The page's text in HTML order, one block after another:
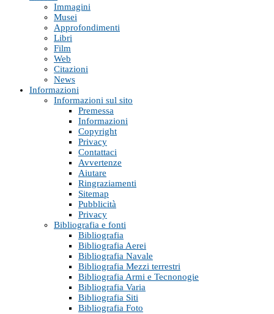
Immagini
Musei
Approfondimenti
Libri
Film
Web
Citazioni
News
Informazioni
Informazioni sul sito
Premessa
Informazioni
Copyright
Privacy
Contattaci
Avvertenze
Aiutare
Ringraziamenti
Sitemap
Pubblicità
Privacy
Bibliografia e fonti
Bibliografia
Bibliografia Aerei
Bibliografia Navale
Bibliografia Mezzi terrestri
Bibliografia Armi e Tecnonogie
Bibliografia Varia
Bibliografia Siti
Bibliografia Foto